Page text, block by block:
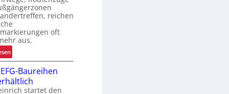
E
r
g
o
n
o
m
i
e
reichen
oft
aus.
:
A
r
b
e
Baureihen
startet den